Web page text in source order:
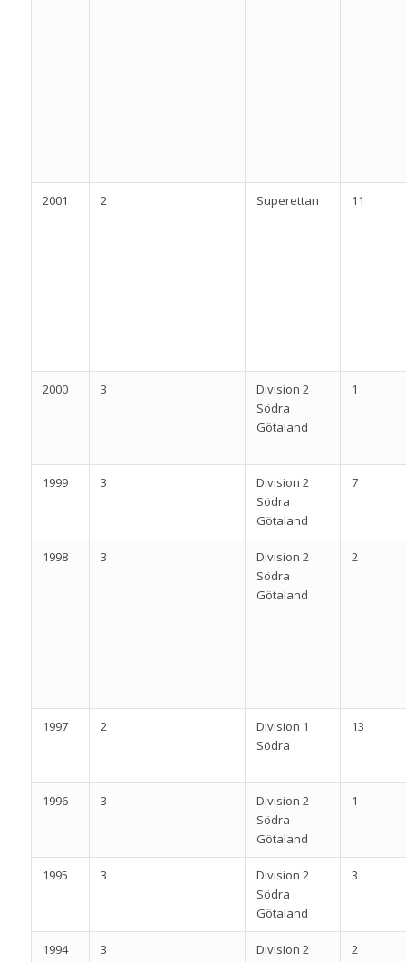
2001 2 Superettan 11
2000 3
Division 2
Södra
Götaland
1
1999 3
Division 2
Södra
Götaland
7
1998 3
Division 2
Södra
Götaland
2
1997 2
Division 1
Södra
13
1996 3
Division 2
Södra
Götaland
1
1995 3
Division 2
Södra
Götaland
3
1994 3
Division 2
2